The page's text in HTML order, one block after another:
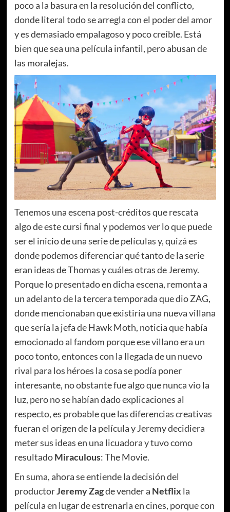
poco a la basura en la resolución del conflicto,
donde literal todo se arregla con el poder del amor
y es demasiado empalagoso y poco creíble. Está
bien que sea una película infantil, pero abusan de
las moralejas.
Tenemos una escena post-créditos que rescata
algo de este cursi final y podemos ver lo que puede
ser el inicio de una serie de películas y, quizá es
donde podemos diferenciar qué tanto de la serie
eran ideas de Thomas y cuáles otras de Jeremy.
Porque lo presentado en dicha escena, remonta a
un adelanto de la tercera temporada que dio ZAG,
donde mencionaban que existiría una nueva villana
que sería la jefa de Hawk Moth, noticia que había
emocionado al fandom porque ese villano era un
poco tonto, entonces con la llegada de un nuevo
rival para los héroes la cosa se podía poner
interesante, no obstante fue algo que nunca vio la
luz, pero no se habían dado explicaciones al
respecto, es probable que las diferencias creativas
fueran el origen de la película y Jeremy decidiera
meter sus ideas en una licuadora y tuvo como
resultadoMiraculous: The Movie.
En suma, ahora se entiende la decisión del
productorJeremy Zagde vender a Netflix la
película en lugar de estrenarla en cines, porque con